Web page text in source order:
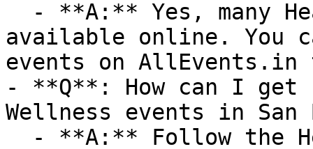
available online.
events on AllEvents.in
- **Q**: How can I get
Wellness events in San